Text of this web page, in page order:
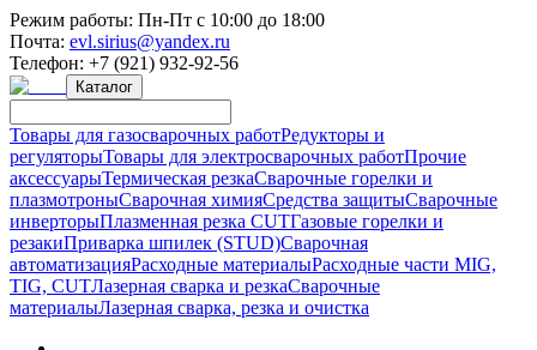
Режим работы: Пн-Пт с 10:00 до 18:00
Почта: evl.sirius@yandex.ru
Телефон: +7 (921) 932-92-56
Каталог
Товары для газосварочных работРедукторы и
регуляторыТовары для электросварочных работПрочие
аксессуарыТермическая резкаСварочные горелки и
плазмотроныСварочная химияСредства защитыСварочные
инверторыПлазменная резка CUTГазовые горелки и
резакиПриварка шпилек (STUD)Сварочная
автоматизацияРасходные материалыРасходные части MIG,
TIG, CUTЛазерная сварка и резкаСварочные
материалыЛазерная сварка, резка и очистка